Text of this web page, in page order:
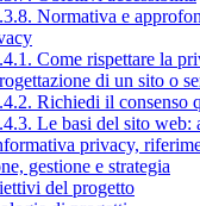
Normativa e
Come rispettare la
di un sito o
Richiedi il consenso
Le basi del sito web:
privacy,
gestione e strategia
del progetto